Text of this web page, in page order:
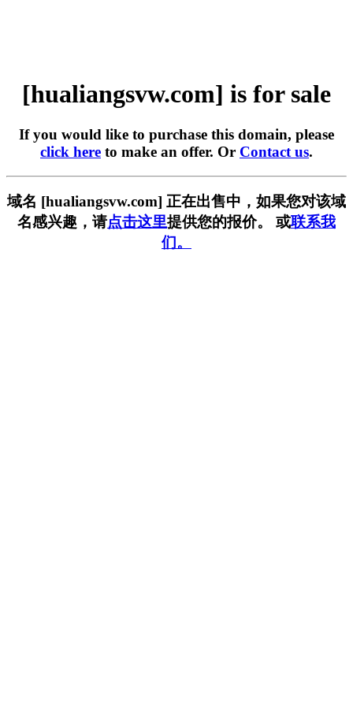
[hualiangsvw.com] is for sale
If you would like to purchase this domain, please
click here to make an offer. Or Contact us.
域名 [hualiangsvw.com] 正在出售中，如果您对该域
名感兴趣，请点击这里提供您的报价。 或联系我
们。